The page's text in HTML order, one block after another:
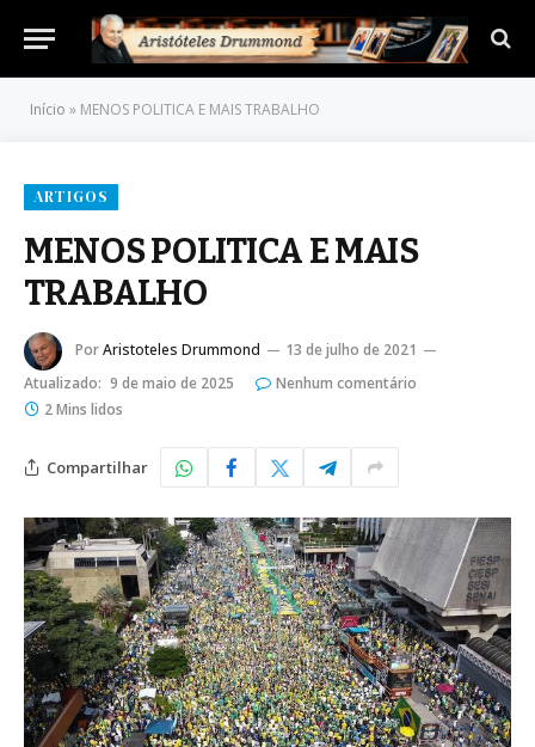
Início » MENOS POLITICA E MAIS TRABALHO
ARTIGOS
MENOS POLITICA E MAIS
TRABALHO
PorAristoteles Drummond
13 de julho de 2021
Atualizado: 9 de maio de 2025
Nenhum comentário
2 Mins lidos
Compartilhar